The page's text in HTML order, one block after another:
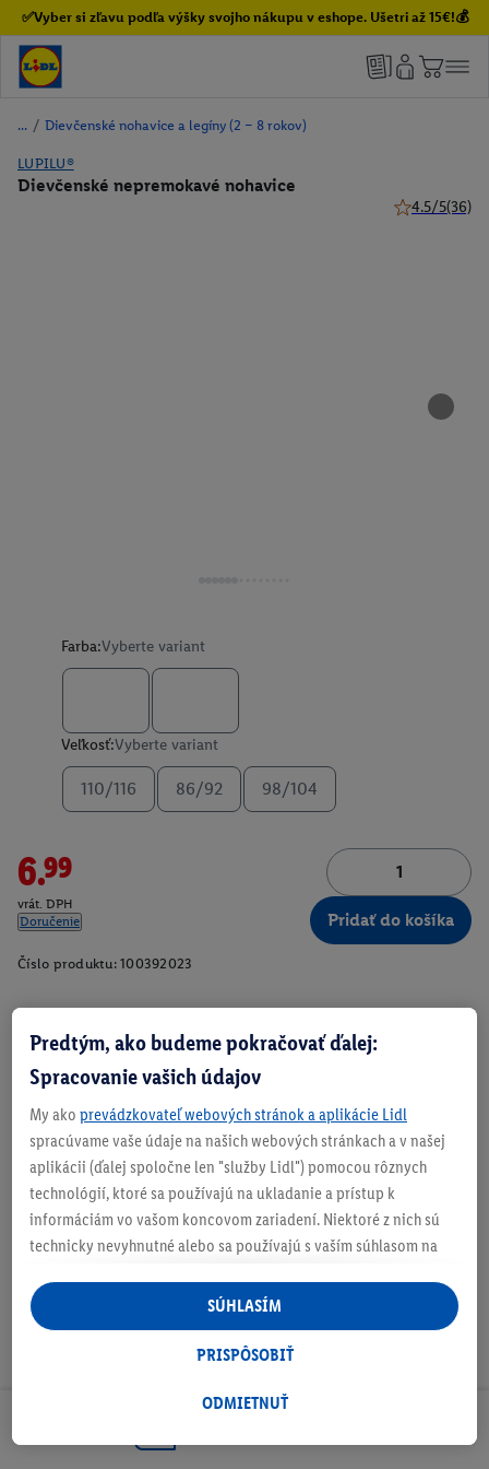
✅Vyber si zľavu podľa výšky svojho nákupu v eshope. Ušetri až 15€!💰
/ Dievčenské nohavice a legíny (2 – 8 rokov)
LUPILU®
Dievčenské nepremokavé nohavice
4.5/5(36)
Farba:Vyberte variant
Veľkosť:Vyberte variant
110/116 86/92 98/104
6.99
vrát. DPH
Doručenie
Pridať do košíka
Číslo produktu: 100392023
Zistite svoju veľkosť
O produkte
Predtým, ako budeme pokračovať ďalej:
Spracovanie vašich údajov
My ako prevádzkovateľ webových stránok a aplikácie Lidl
spracúvame vaše údaje na našich webových stránkach a v našej
aplikácii (ďalej spoločne len "služby Lidl") pomocou rôznych
technológií, ktoré sa používajú na ukladanie a prístup k
informáciám vo vašom koncovom zariadení. Niektoré z nich sú
technicky nevyhnutné alebo sa používajú s vaším súhlasom na
personalizovanú reklamu v rámci služieb Lidl aj mimo nich. Ak
ste účastníkom programu Lidl Plus, na tieto účely sa spracúvajú
aj údaje z vášho nákupného správania v obchode.
následne si vytvoríte účet Lidl Plus alebo sa prihlásite do svojho
tiež vytvoriť špeciálny online identifikátor z e-mailovej adresy,
ODMIETNUŤ
PRISPÔSOBIŤ
SÚHLASÍM